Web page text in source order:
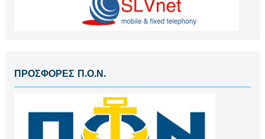
ΠΡΟΣΦΟΡΕΣ Π.Ο.Ν.